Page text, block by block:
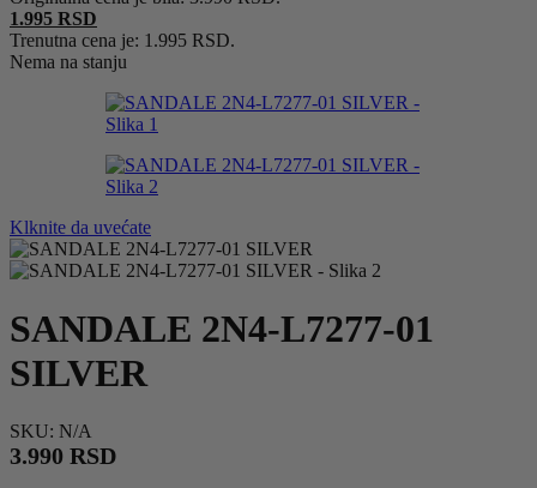
1.995 RSD
Trenutna cena je: 1.995 RSD.
Nema na stanju
Klknite da uvećate
SANDALE 2N4-L7277-01
SILVER
SKU: N/A
3.990 RSD